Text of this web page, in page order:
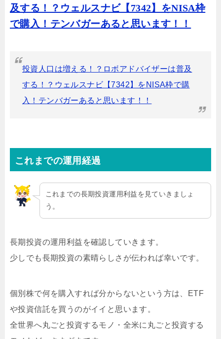
及する！？ウェルスナビ【7342】をNISA枠
で購入！テンバガーあると思います！！
投資人口は増える！？ロボアドバイザーは普及
する！？ウェルスナビ【7342】をNISA枠で購
入！テンバガーあると思います！！
これまでの運用経過
これまでの長期投資運用利益を見ていきましょ
う。
長期投資の運用利益を確認していきます。
少しでも長期投資の素晴らしさが伝われば幸いです。
個別株で何を購入すれば分からないという方は、ETF
や投資信託を買うのがイイと思います。
全世界へ丸ごと投資するモノ・全米に丸ごと投資する